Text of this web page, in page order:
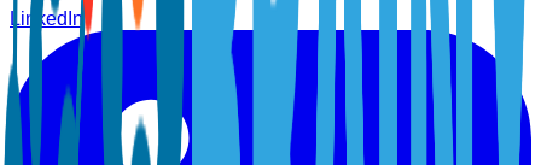
LinkedIn